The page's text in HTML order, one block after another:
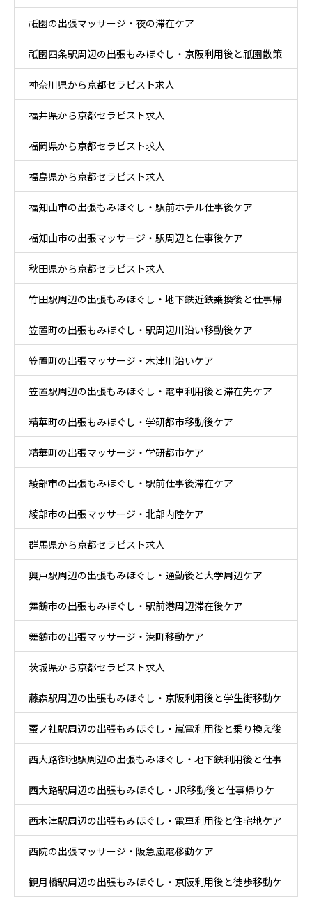
祇園の出張マッサージ・夜の滞在ケア
祇園四条駅周辺の出張もみほぐし・京阪利用後と祇園散策
ケア
神奈川県から京都セラピスト求人
福井県から京都セラピスト求人
福岡県から京都セラピスト求人
福島県から京都セラピスト求人
福知山市の出張もみほぐし・駅前ホテル仕事後ケア
福知山市の出張マッサージ・駅周辺と仕事後ケア
秋田県から京都セラピスト求人
竹田駅周辺の出張もみほぐし・地下鉄近鉄乗換後と仕事帰
りケア
笠置町の出張もみほぐし・駅周辺川沿い移動後ケア
笠置町の出張マッサージ・木津川沿いケア
笠置駅周辺の出張もみほぐし・電車利用後と滞在先ケア
精華町の出張もみほぐし・学研都市移動後ケア
精華町の出張マッサージ・学研都市ケア
綾部市の出張もみほぐし・駅前仕事後滞在ケア
綾部市の出張マッサージ・北部内陸ケア
群馬県から京都セラピスト求人
興戸駅周辺の出張もみほぐし・通勤後と大学周辺ケア
舞鶴市の出張もみほぐし・駅前港周辺滞在後ケア
舞鶴市の出張マッサージ・港町移動ケア
茨城県から京都セラピスト求人
藤森駅周辺の出張もみほぐし・京阪利用後と学生街移動ケ
ア
蚕ノ社駅周辺の出張もみほぐし・嵐電利用後と乗り換え後
ケア
西大路御池駅周辺の出張もみほぐし・地下鉄利用後と仕事
帰りケア
西大路駅周辺の出張もみほぐし・JR移動後と仕事帰りケ
ア
西木津駅周辺の出張もみほぐし・電車利用後と住宅地ケア
西院の出張マッサージ・阪急嵐電移動ケア
観月橋駅周辺の出張もみほぐし・京阪利用後と徒歩移動ケ